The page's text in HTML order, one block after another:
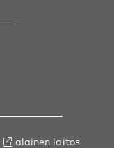
alainen laitos